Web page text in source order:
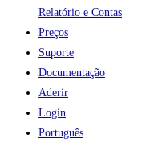
Relatório e Contas
Preços
Suporte
Documentação
Aderir
Login
Português